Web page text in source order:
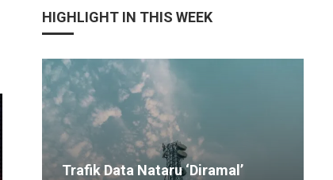
HIGHLIGHT IN THIS WEEK
Trafik Data Nataru ‘Diramal’